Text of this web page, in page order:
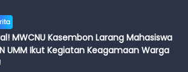
MWCNU Kasembon Larang Mahasiswa
UMM Ikut Kegiatan Keagamaan Warga